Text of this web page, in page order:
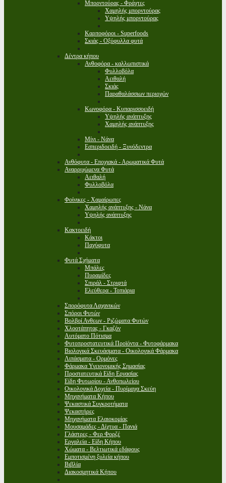
Μπορντούρας - Φράχτες
Χαμηλής μπορντούρας
Υψηλής μπορντούρας
Καρποφόροι - Superfoods
Σκιάς - Οξύφυλλα φυτά
Δέντρα κήπου
Ανθοφόρα - καλλωπιστικά
Φυλλοβόλα
Αειθαλή
Σκιάς
Παραθαλάσσιων περιοχών
Κωνοφόρα - Κυπαρισσοειδή
Υψηλής ανάπτυξης
Χαμηλής ανάπτυξης
Μίνι - Νάνα
Εσπεριδοειδή - Ξυνόδεντρα
Ανθόφυτα - Εποχιακά - Αρωματικά Φυτά
Αναρριχώμενα Φυτά
Αειθαλή
Φυλλοβόλα
Φοίνικες - Χαμαίρωπες
Χαμηλής ανάπτυξης - Νάνα
Υψηλής ανάπτυξης
Κακτοειδή
Κάκτοι
Παχύφυτα
Φυτά Σχήματα
Μπάλες
Πυραμίδες
Σπιράλ - Στριφτά
Ελεύθερα - Τοπιάρια
Σπορόφυτα Λαχανικών
Σπόροι Φυτών
Βολβοί Ανθεων - Ριζώματα Φυτών
Χλοοτάπητας - Γκαζόν
Αυτόματο Πότισμα
Φυτοπροστατευτικά Προϊόντα - Φυτοφάρμακα
Βιολογικά Σκευάσματα - Οικολογικά Φάρμακα
Λιπάσματα - Ορμόνες
Φάρμακα Υγειονομικής Σημασίας
Προστατευτικά Είδη Εργασίας
Είδη Φυτωρίου - Ανθοπωλείου
Οικολογικά Δοχεία - Πυρίμαχα Σκεύη
Μηχανήματα Κήπου
Ψεκαστικά Συγκροτήματα
Ψεκαστήρες
Μηχανήματα Ελαιοκομίας
Μουσαμάδες - Δίχτυα - Πανιά
Γλάστρες - Φερ Φορζέ
Εργαλεία - Είδη Κήπου
Χώματα - Βελτιωτικά εδάφους
Εμποτισμένη ξυλεία κήπου
Βιβλία
Διακοσμητικά Κήπου